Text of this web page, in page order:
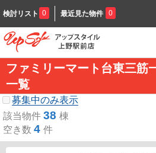
検討リスト 0 最近見た物件 0
ファミリーマート台東三筋
一覧
募集中のみ表示
該当物件 38 棟
空き数 4 件